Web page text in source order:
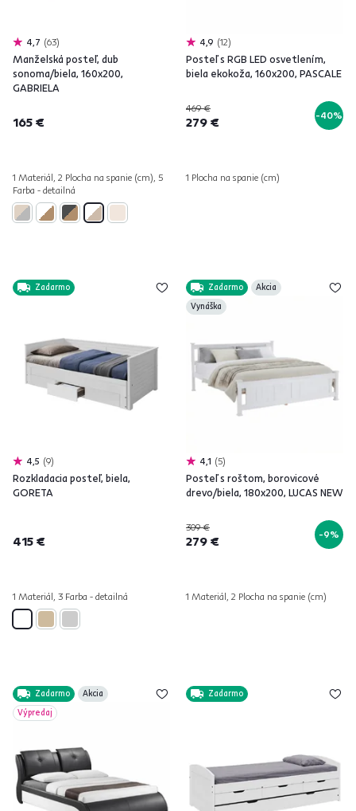
4,7 63
Manželská posteľ, dub
sonoma/biela, 160x200,
GABRIELA
165 €
1 Materiál, 2 Plocha na spanie (cm), 5
Farba - detailná
4,9 12
Posteľ s RGB LED osvetlením,
biela ekokoža, 160x200, PASCALE
469 €
279 € -40%
1 Plocha na spanie (cm)
Zadarmo
4,5 9
Rozkladacia posteľ, biela,
GORETA
415 €
1 Materiál, 3 Farba - detailná
Zadarmo
Akcia
Vynáška
4,1 5
Posteľ s roštom, borovicové
drevo/biela, 180x200, LUCAS NEW
309 €
279 € -9%
1 Materiál, 2 Plocha na spanie (cm)
Zadarmo
Akcia
Výpredaj
Zadarmo